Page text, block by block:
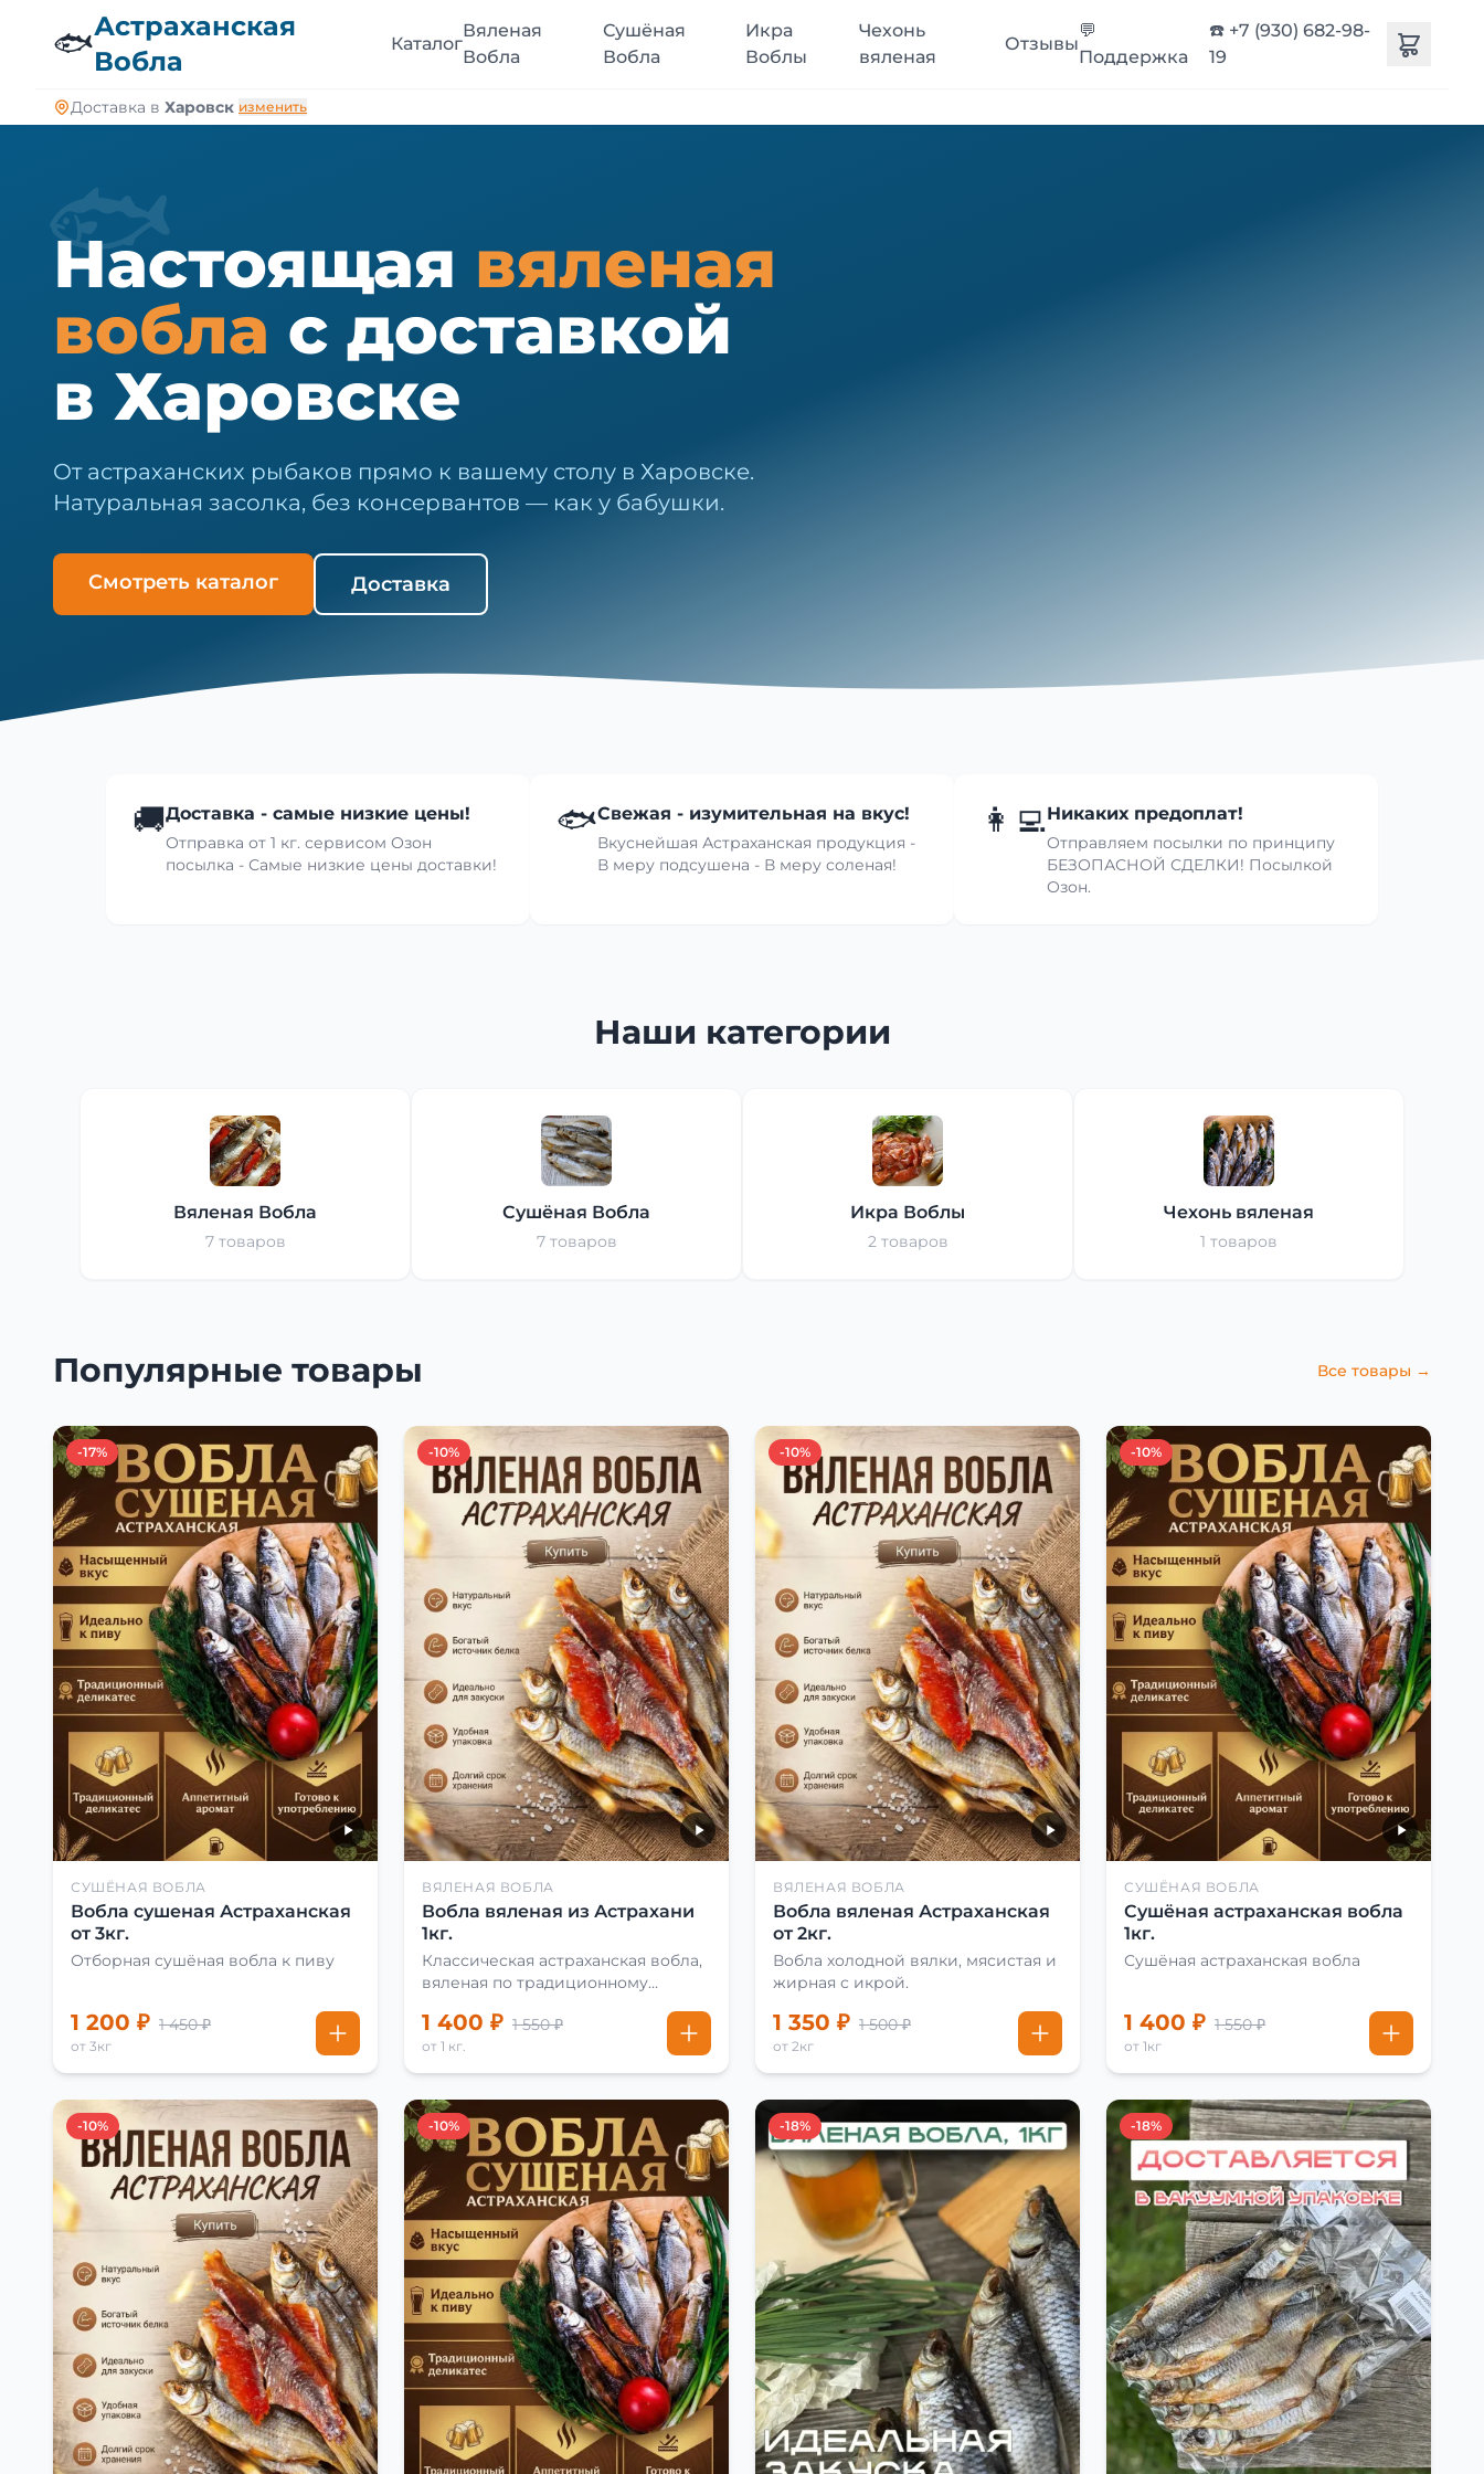
🐟Астраханская
Вобла
Каталог
Вяленая
Вобла
Сушёная
Вобла
Икра
Воблы
Чехонь
вяленая
Отзывы
💬
Поддержка
☎️ +7 (930) 682-98-
19
Доставка в Харовск изменить
🐟
Настоящая вяленая
вобла с доставкой
в Харовске
От астраханских рыбаков прямо к вашему столу в Харовске.
Натуральная засолка, без консервантов — как у бабушки.
Смотреть каталог Доставка
🚚Доставка - самые низкие цены!
Отправка от 1 кг. сервисом Озон
посылка - Самые низкие цены доставки!
🐟Свежая - изумительная на вкус!
Вкуснейшая Астраханская продукция -
В меру подсушена - В меру соленая!
👩‍💻Никаких предоплат!
Отправляем посылки по принципу
БЕЗОПАСНОЙ СДЕЛКИ! Посылкой
Озон.
Наши категории
Вяленая Вобла
7 товаров
Сушёная Вобла
7 товаров
Икра Воблы
2 товаров
Чехонь вяленая
1 товаров
Популярные товары Все товары →
-17%
СУШЁНАЯ ВОБЛА
Вобла сушеная Астраханская
от 3кг.
Отборная сушёная вобла к пиву
1 200 ₽ 1 450 ₽
от 3кг
-10%
ВЯЛЕНАЯ ВОБЛА
Вобла вяленая из Астрахани
1кг.
Классическая астраханская вобла,
вяленая по традиционному
1 400 ₽ 1 550 ₽
от 1 кг.
-10%
ВЯЛЕНАЯ ВОБЛА
Вобла вяленая Астраханская
от 2кг.
Вобла холодной вялки, мясистая и
жирная с икрой.
1 350 ₽ 1 500 ₽
от 2кг
-10%
СУШЁНАЯ ВОБЛА
Сушёная астраханская вобла
1кг.
Сушёная астраханская вобла
1 400 ₽ 1 550 ₽
от 1кг
-10% -10% -18% -18%